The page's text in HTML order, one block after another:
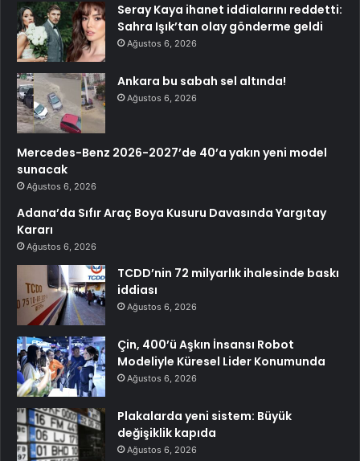
Seray Kaya ihanet iddialarını reddetti:
Sahra Işık’tan olay gönderme geldi
Ağustos 6, 2026
Ankara bu sabah sel altında!
Ağustos 6, 2026
Mercedes-Benz 2026-2027’de 40’a yakın yeni model
sunacak
Ağustos 6, 2026
Adana’da Sıfır Araç Boya Kusuru Davasında Yargıtay
Kararı
Ağustos 6, 2026
TCDD’nin 72 milyarlık ihalesinde baskı
iddiası
Ağustos 6, 2026
Çin, 400’ü Aşkın İnsansı Robot
Modeliyle Küresel Lider Konumunda
Ağustos 6, 2026
Plakalarda yeni sistem: Büyük
değişiklik kapıda
Ağustos 6, 2026